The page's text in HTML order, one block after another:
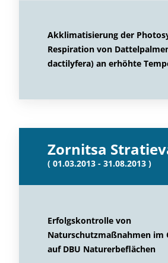
Akklimatisierung der
Respiration von
dactilyfera) an erhöhte
Zornitsa
( 01.03.2013 - 31.08.2013 )
Erfolgskontrolle von
Naturschutzmaßnahmen im
auf DBU Naturerbeflächen